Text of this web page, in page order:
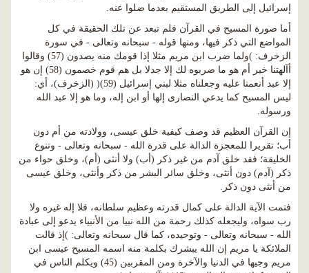
إسرائيل إلى الطريق المستقيم بعدما ضلوا عنه.
أما صورة المسيح في القرآن فلم تبعد عن تلك الحقيقة في كل
المواضع التي ذكر فيها، ومنها قوله - سبحانه وتعالى - في سورة
الزخرف: )ولما ضرب ابن مريم مثلا إذا قومك منه يصدون (57) وقالوا
أآلهتنا خير أم هو ما ضربوه لك إلا جدلا بل هم قوم خصمون (58) إن هو
إلا عبد أنعمنا عليه وجعلناه مثلا لبني إسرائيل (59)( (الزخرف)، أي:
ليس المسيح كما يدعي النصارى إلها أو ابن إله، وما هو إلا عبد الله
ورسوله.
إن القرآن العظيم قد وصف كيفية خلق عيسى، وولادته من أم دون
أب؛ تقريرا للمعجزة الدالة على قدرة الله - سبحانه وتعالى - وتنوع
الخليقة؛ فقد خلق آدم من غير ذكر (أب) ولا أنثى (أم)، وخلق حواء من
ذكر (آدم) دون أنثى، وخلق سائر البشر من ذكر وأنثى، وخلق عيسى
من أنثى دون ذكر.
فتمت الآية الدالة على كمال قدرته وعظيم سلطانه، فلا إله غيره ولا
رب سواه، وليجعله كذلك رحمة من الله نبيا من الأنبياء يدعو إلى عبادة
الله - سبحانه وتعالى - وتوحيده، كما قال سبحانه وتعالى: )إذ قالت
الملائكة يا مريم إن الله يبشرك بكلمة منه اسمه المسيح عيسى ابن
مريم وجيها في الدنيا والآخرة ومن المقربين (45) ويكلم الناس في